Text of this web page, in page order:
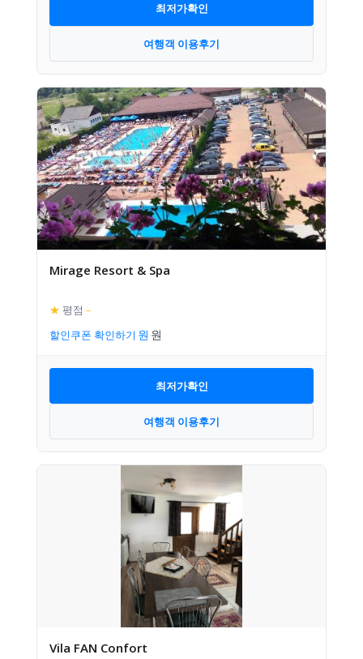
최저가확인
여행객 이용후기
Mirage Resort & Spa
★ 평점 –
할인쿠폰 확인하기
최저가확인
여행객 이용후기
Vila FAN Confort